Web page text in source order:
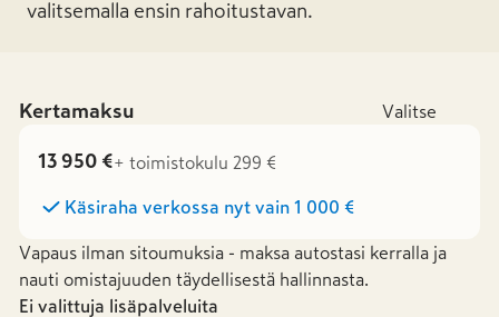
valitsemalla ensin rahoitustavan.
Kertamaksu Valitse
13 950 €+ toimistokulu 299 €
Käsiraha verkossa nyt vain 1 000 €
Vapaus ilman sitoumuksia - maksa autostasi kerralla ja
nauti omistajuuden täydellisestä hallinnasta.
Ei valittuja lisäpalveluita